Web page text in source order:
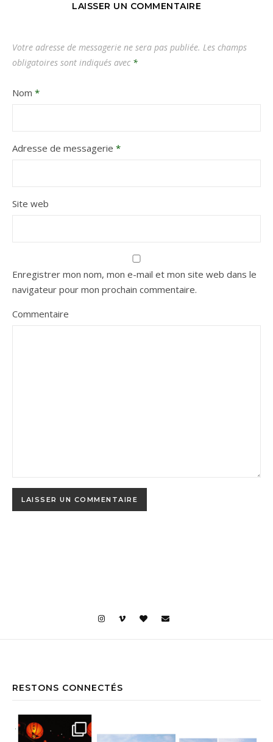
LAISSER UN COMMENTAIRE
Votre adresse de messagerie ne sera pas publiée. Les champs
obligatoires sont indiqués avec *
Nom *
Adresse de messagerie *
Site web
Enregistrer mon nom, mon e-mail et mon site web dans le
navigateur pour mon prochain commentaire.
Commentaire
RESTONS CONNECTÉS
Jiufen • Taïwan Comme un air de Miyaz